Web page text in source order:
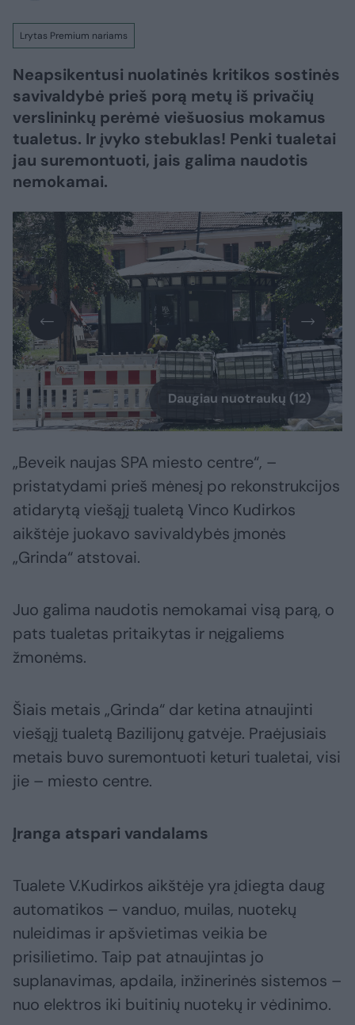
Lrytas Premium nariams
Neapsikentusi nuolatinės kritikos sostinės
savivaldybė prieš porą metų iš privačių
verslininkų perėmė viešuosius mokamus
tualetus. Ir įvyko stebuklas! Penki tualetai
jau suremontuoti, jais galima naudotis
nemokamai.
Daugiau nuotraukų (12)
„Beveik naujas SPA miesto centre“, –
pristatydami prieš mėnesį po rekonstrukcijos
atidarytą viešąjį tualetą Vinco Kudirkos
aikštėje juokavo savivaldybės įmonės
„Grinda“ atstovai.
Juo galima naudotis nemokamai visą parą, o
pats tualetas pritaikytas ir neįgaliems
žmonėms.
Šiais metais „Grinda“ dar ketina atnaujinti
viešąjį tualetą Bazilijonų gatvėje. Praėjusiais
metais buvo suremontuoti keturi tualetai, visi
jie – miesto centre.
Įranga atspari vandalams
Tualete V.Kudirkos aikštėje yra įdiegta daug
automatikos – vanduo, muilas, nuotekų
nuleidimas ir apšvietimas veikia be
prisilietimo. Taip pat atnaujintas jo
suplanavimas, apdaila, inžinerinės sistemos –
nuo elektros iki buitinių nuotekų ir vėdinimo.